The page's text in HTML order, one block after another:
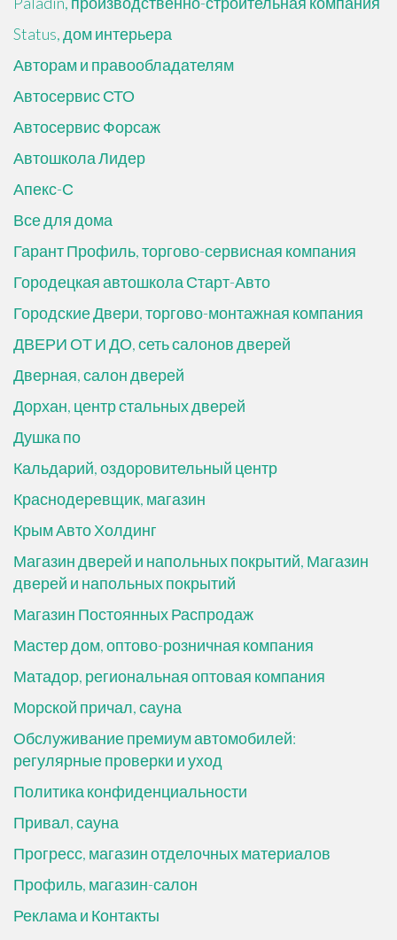
Status, дом интерьера
Авторам и правообладателям
Автосервис СТО
Автосервис Форсаж
Автошкола Лидер
Апекс-С
Все для дома
Гарант Профиль, торгово-сервисная компания
Городецкая автошкола Старт-Авто
Городские Двери, торгово-монтажная компания
ДВЕРИ ОТ И ДО, сеть салонов дверей
Дверная, салон дверей
Дорхан, центр стальных дверей
Душка по
Кальдарий, оздоровительный центр
Краснодеревщик, магазин
Крым Авто Холдинг
Магазин дверей и напольных покрытий, Магазин
дверей и напольных покрытий
Магазин Постоянных Распродаж
Мастер дом, оптово-розничная компания
Матадор, региональная оптовая компания
Морской причал, сауна
Обслуживание премиум автомобилей:
регулярные проверки и уход
Политика конфиденциальности
Привал, сауна
Прогресс, магазин отделочных материалов
Профиль, магазин-салон
Реклама и Контакты